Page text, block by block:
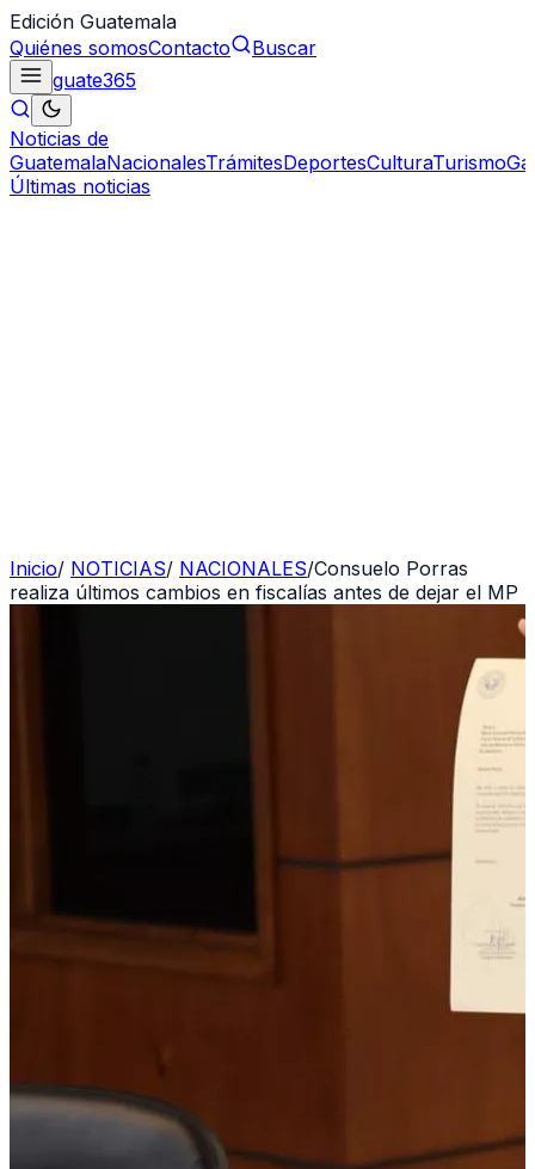
Edición Guatemala
Quiénes somosContacto
Buscar
guate365
Noticias de
GuatemalaNacionalesTrámitesDeportesCulturaTurismo
Últimas noticias
Inicio/ NOTICIAS/ NACIONALES/Consuelo Porras
realiza últimos cambios en fiscalías antes de dejar el MP